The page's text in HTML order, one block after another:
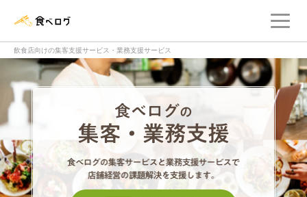
飲食店向けの集客支援サービス・業務支援サービス
食べログの集客
食べログの集